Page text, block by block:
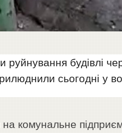
руйнування будівлі
сьогодні у
комунальне